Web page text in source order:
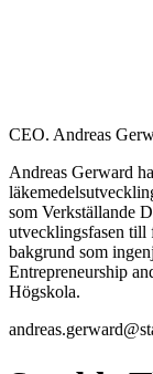
CEO. Andreas
Andreas Gerward
som Verkställande
utvecklingsfasen till
bakgrund som
Entrepreneurship
Högskola.